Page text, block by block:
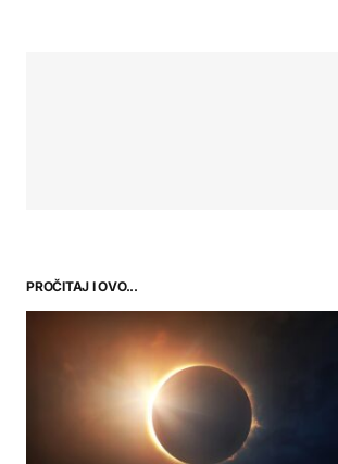
PROČITAJ I OVO...